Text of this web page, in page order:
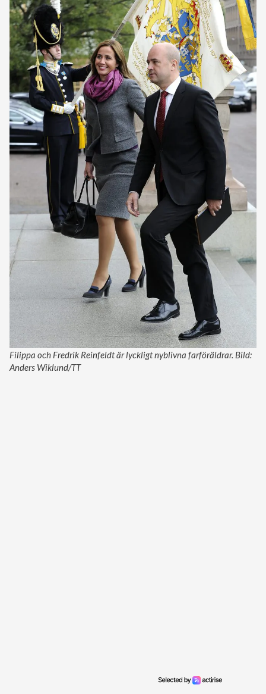
Filippa och Fredrik Reinfeldt är lyckligt nyblivna farföräldrar. Bild:
Anders Wiklund/TT